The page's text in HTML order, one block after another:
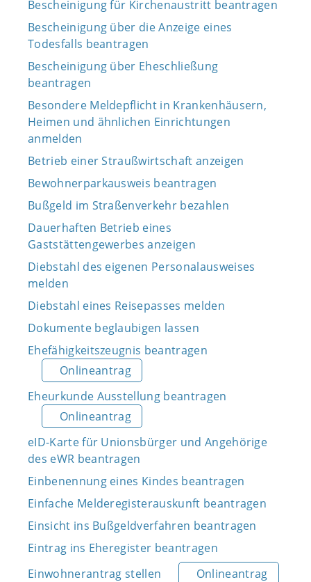
Bescheinigung für Kirchenaustritt beantragen
Bescheinigung über die Anzeige eines
Todesfalls beantragen
Bescheinigung über Eheschließung
beantragen
Besondere Meldepflicht in Krankenhäusern,
Heimen und ähnlichen Einrichtungen
anmelden
Betrieb einer Straußwirtschaft anzeigen
Bewohnerparkausweis beantragen
Bußgeld im Straßenverkehr bezahlen
Dauerhaften Betrieb eines
Gaststättengewerbes anzeigen
Diebstahl des eigenen Personalausweises
melden
Diebstahl eines Reisepasses melden
Dokumente beglaubigen lassen
Ehefähigkeitszeugnis beantragen
Onlineantrag
Eheurkunde Ausstellung beantragen
Onlineantrag
eID-Karte für Unionsbürger und Angehörige
des eWR beantragen
Einbenennung eines Kindes beantragen
Einfache Melderegisterauskunft beantragen
Einsicht ins Bußgeldverfahren beantragen
Eintrag ins Eheregister beantragen
Einwohnerantrag stellen
Onlineantrag